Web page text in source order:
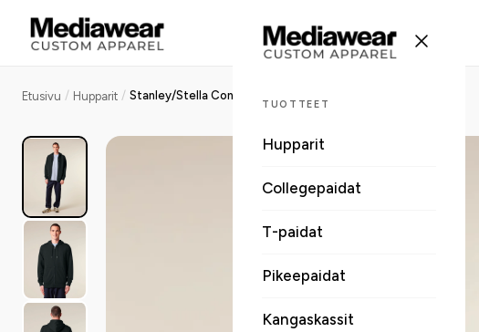
TUOTTEET
Hupparit
Collegepaidat
T-paidat
Pikeepaidat
Kangaskassit
Etusivu / Hupparit /